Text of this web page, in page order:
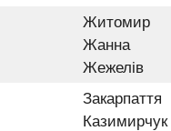
Житомир
Жанна
Жежелів
Закарпаття
Казимирчук